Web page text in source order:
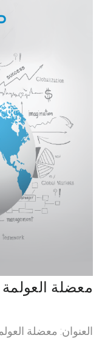
معضلة العولمة
العنوان: معضلة